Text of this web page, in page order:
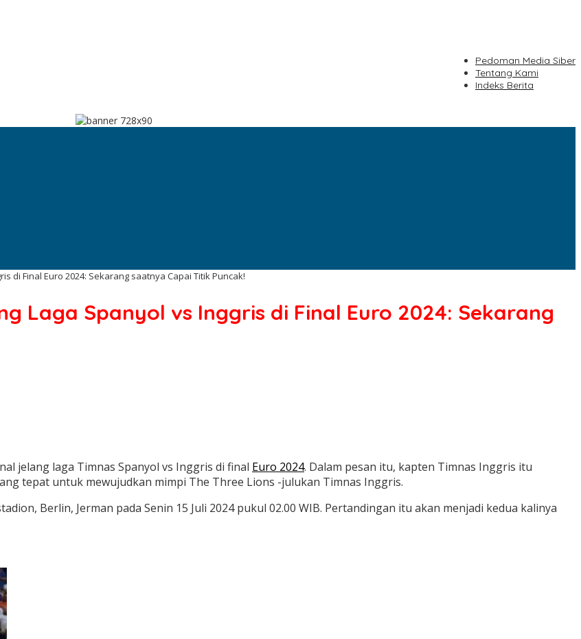
Pedoman Media Siber
Tentang Kami
Indeks Berita
di Final Euro 2024: Sekarang saatnya Capai Titik Puncak!
Laga Spanyol vs Inggris di Final Euro 2024: Sekarang
jelang laga Timnas Spanyol vs Inggris di final Euro 2024. Dalam pesan itu, kapten Timnas Inggris itu
tepat untuk mewujudkan mimpi The Three Lions -julukan Timnas Inggris.
Berlin, Jerman pada Senin 15 Juli 2024 pukul 02.00 WIB. Pertandingan itu akan menjadi kedua kalinya